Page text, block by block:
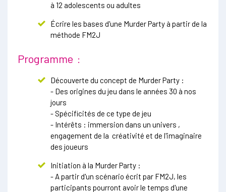
à 12 adolescents ou adultes
Écrire les bases d'une Murder Party à partir de la
méthode FM2J
Programme :
Découverte du concept de Murder Party :
- Des origines du jeu dans le années 30 à nos
jours
- Spécificités de ce type de jeu
- Intérêts : immersion dans un univers ,
engagement de la créativité et de l'imaginaire
des joueurs
Initiation à la Murder Party :
- A partir d'un scénario écrit par FM2J, les
participants pourront avoir le temps d'une